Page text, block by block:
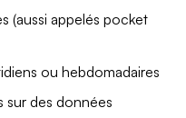
(aussi appelés pocket
ou hebdomadaires
sur des données